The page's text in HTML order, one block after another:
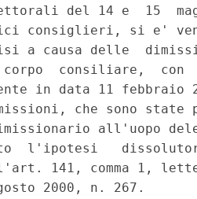
del 14 e  15
consiglieri, si e'
a causa delle
corpo  consiliare,
in data 11 febbraio
che sono state
all'uopo
l'ipotesi
141, comma 1,
2000, n. 267.